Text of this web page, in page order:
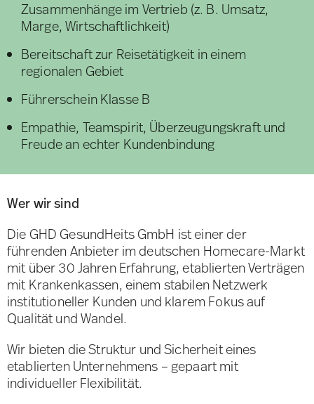
Zusammenhänge im Vertrieb (z. B. Umsatz,
Marge, Wirtschaftlichkeit)
Bereitschaft zur Reisetätigkeit in einem
regionalen Gebiet
Führerschein Klasse B
Empathie, Teamspirit, Überzeugungskraft und
Freude an echter Kundenbindung
Wer wir sind
Die GHD GesundHeits GmbH ist einer der
führenden Anbieter im deutschen Homecare-Markt
mit über 30 Jahren Erfahrung, etablierten Verträgen
mit Krankenkassen, einem stabilen Netzwerk
institutioneller Kunden und klarem Fokus auf
Qualität und Wandel.
Wir bieten die Struktur und Sicherheit eines
etablierten Unternehmens – gepaart mit
individueller Flexibilität.